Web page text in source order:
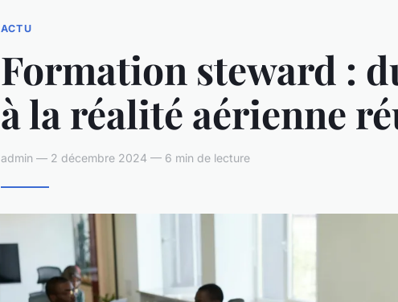
ACTU
Formation steward :
à la réalité aérienne
admin — 2 décembre 2024 — 6 min de lecture